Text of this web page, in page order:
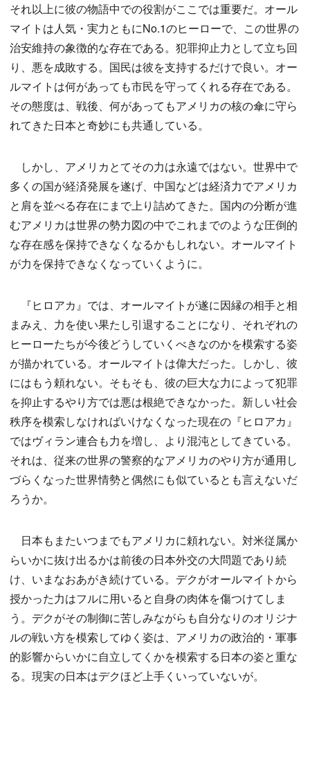
それ以上に彼の物語中での役割がここでは重要だ。オール
マイトは人気・実力ともにNo.1のヒーローで、この世界の
治安維持の象徴的な存在である。犯罪抑止力として立ち回
り、悪を成敗する。国民は彼を支持するだけで良い。オー
ルマイトは何があっても市民を守ってくれる存在である。
その態度は、戦後、何があってもアメリカの核の傘に守ら
れてきた日本と奇妙にも共通している。
しかし、アメリカとてその力は永遠ではない。世界中で
多くの国が経済発展を遂げ、中国などは経済力でアメリカ
と肩を並べる存在にまで上り詰めてきた。国内の分断が進
むアメリカは世界の勢力図の中でこれまでのような圧倒的
な存在感を保持できなくなるかもしれない。オールマイト
が力を保持できなくなっていくように。
『ヒロアカ』では、オールマイトが遂に因縁の相手と相
まみえ、力を使い果たし引退することになり、それぞれの
ヒーローたちが今後どうしていくべきなのかを模索する姿
が描かれている。オールマイトは偉大だった。しかし、彼
にはもう頼れない。そもそも、彼の巨大な力によって犯罪
を抑止するやり方では悪は根絶できなかった。新しい社会
秩序を模索しなければいけなくなった現在の『ヒロアカ』
ではヴィラン連合も力を増し、より混沌としてきている。
それは、従来の世界の警察的なアメリカのやり方が通用し
づらくなった世界情勢と偶然にも似ているとも言えないだ
ろうか。
日本もまたいつまでもアメリカに頼れない。対米従属か
らいかに抜け出るかは前後の日本外交の大問題であり続
け、いまなおあがき続けている。デクがオールマイトから
授かった力はフルに用いると自身の肉体を傷つけてしま
う。デクがその制御に苦しみながらも自分なりのオリジナ
ルの戦い方を模索してゆく姿は、アメリカの政治的・軍事
的影響からいかに自立してくかを模索する日本の姿と重な
る。現実の日本はデクほど上手くいっていないが。